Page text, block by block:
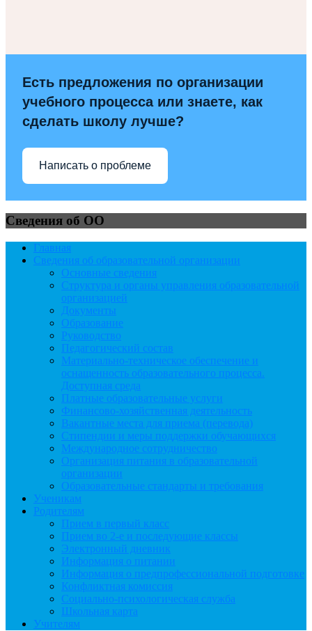
Есть предложения по организации
учебного процесса или знаете, как
сделать школу лучше?
Написать о проблеме
Сведения об ОО
Главная
Сведения об образовательной организации
Основные сведения
Структура и органы управления образовательной
организацией
Документы
Образование
Руководство
Педагогический состав
Материально-техническое обеспечение и
оснащенность образовательного процесса.
Доступная среда
Платные образовательные услуги
Финансово-хозяйственная деятельность
Вакантные места для приема (перевода)
Стипендии и меры поддержки обучающихся
Международное сотрудничество
Организация питания в образовательной
организации
Образовательные стандарты и требования
Ученикам
Родителям
Прием в первый класс
Прием во 2-е и последующие классы
Электронный дневник
Информация о питании
Информация о предпрофессиональной подготовке
Конфликтная комиссия
Социально-психологическая служба
Школьная карта
Учителям